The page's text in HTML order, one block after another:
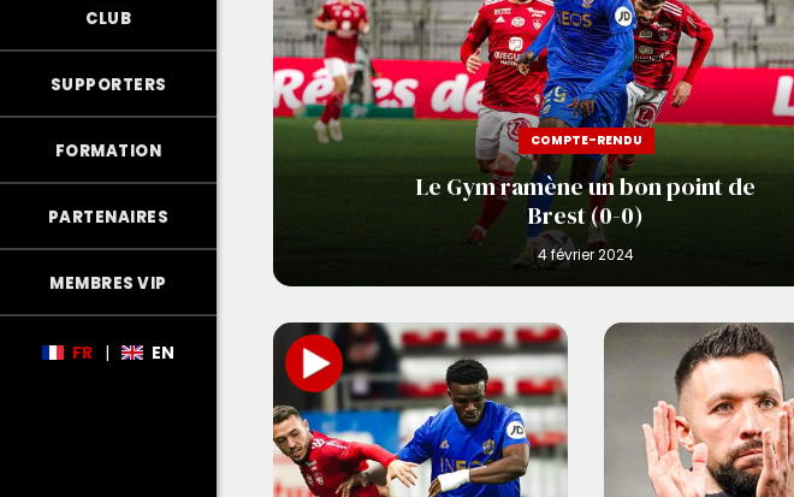
CLUB
SUPPORTERS
FORMATION
PARTENAIRES
MEMBRES VIP
FR | EN
COMPTE-RENDU
Le Gym ramène un bon point de
Brest (0-0)